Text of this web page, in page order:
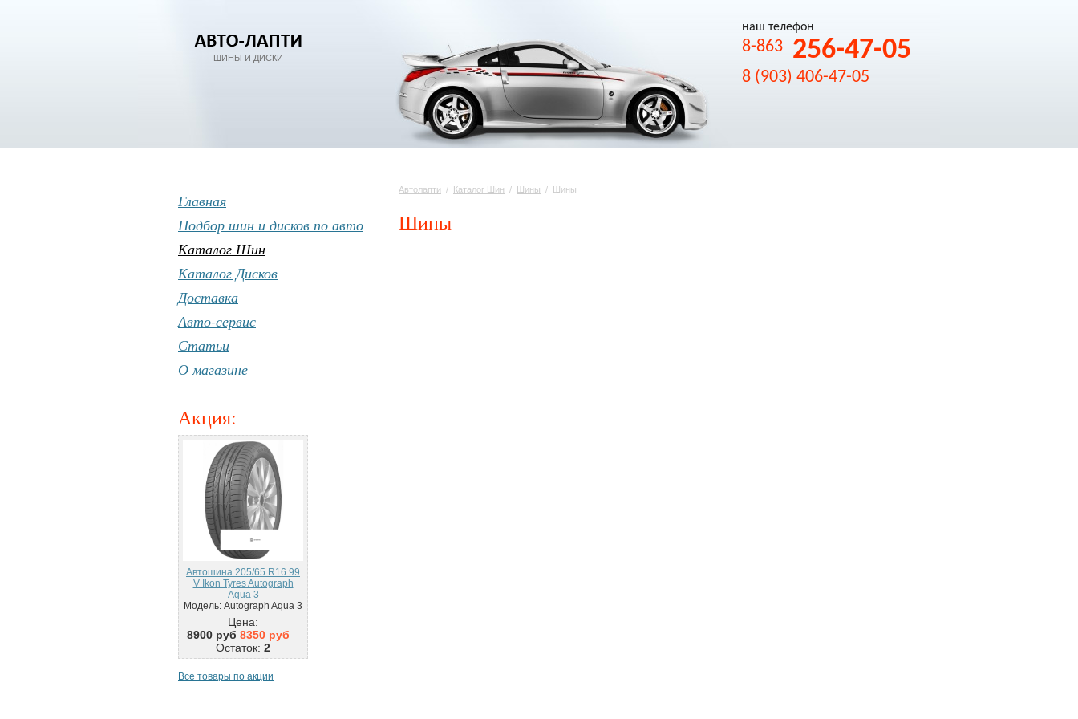
ШИНЫ И ДИСКИ
наш телефон
8-863 256-47-05
8 (903) 406-47-05
Автолапти / Каталог Шин / Шины / Шины
Шины
Главная
Подбор шин и дисков по авто
Каталог Шин
Каталог Дисков
Доставка
Авто-сервис
Статьи
О магазине
Акция:
Автошина 205/65 R16 99
V Ikon Tyres Autograph
Aqua 3
Модель: Autograph Aqua 3
Цена:
8900 руб 8350 руб
Остаток: 2
Все товары по акции